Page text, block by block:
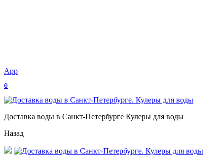
App
0
Доставка воды в Санкт-Петербурге Кулеры для воды
Назад